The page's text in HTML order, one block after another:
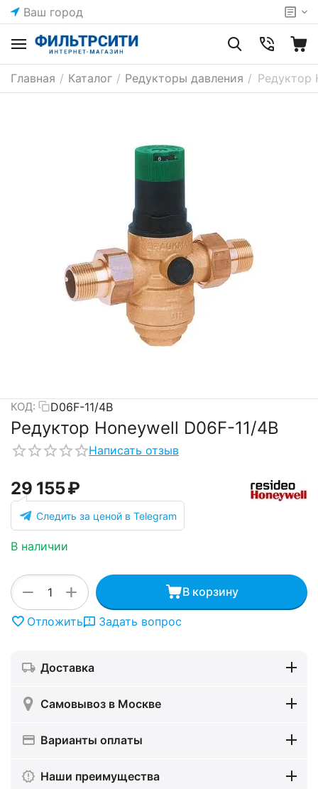
Ваш город
Главная / Каталог / Редукторы давления / Редуктор
КОД: D06F-11/4B
Редуктор Honeywell D06F-11/4B
Написать отзыв
29 155₽
Следить за ценой в Telegram
В наличии
+
− В корзину
Отложить Задать вопрос
Доставка
Самовывоз в Москве
Варианты оплаты
Наши преимущества